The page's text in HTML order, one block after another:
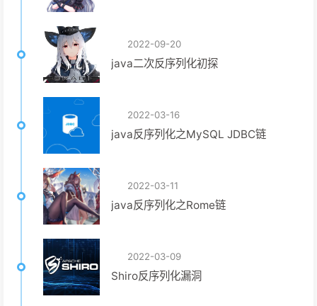
2022-09-20
java二次反序列化初探
2022-03-16
java反序列化之MySQL JDBC链
2022-03-11
java反序列化之Rome链
2022-03-09
Shiro反序列化漏洞